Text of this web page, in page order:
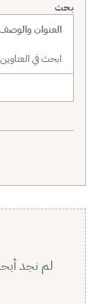
بحث
نطاق البحث
لم نجد